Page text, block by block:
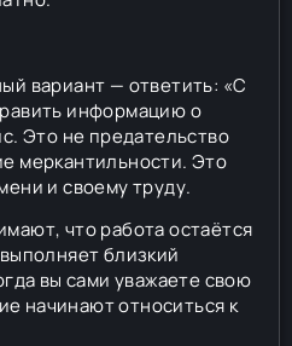
вариант — ответить: «С
информацию о
Это не предательство
меркантильности. Это
и своему труду.
что работа остаётся
близкий
вы сами уважаете свою
начинают относиться к